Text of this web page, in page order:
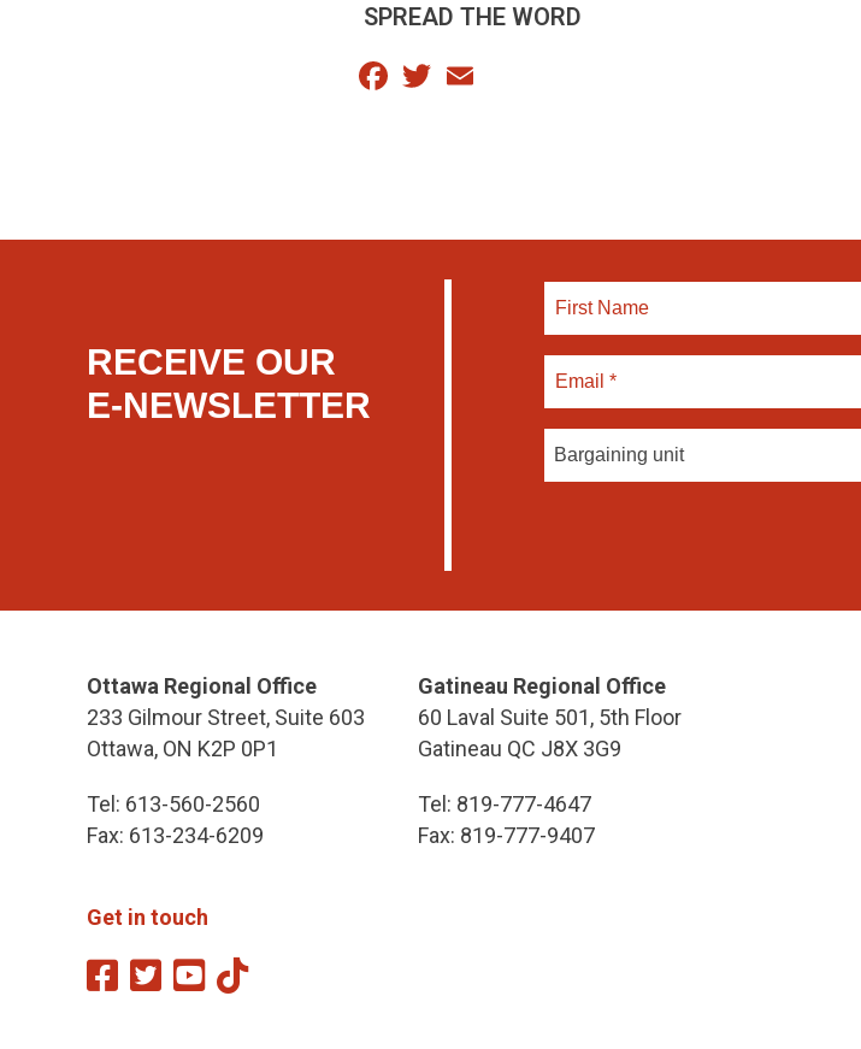
SPREAD THE WORD
Facebook
Twitter
RECEIVE OUR
E-NEWSLETTER
Bargaining unit
Ottawa Regional Office
233 Gilmour Street, Suite 603
Ottawa, ON K2P 0P1
Tel: 613-560-2560
Fax: 613-234-6209
Gatineau Regional Office
60 Laval Suite 501, 5th Floor
Gatineau QC J8X 3G9
Tel: 819-777-4647
Fax: 819-777-9407
Get in touch